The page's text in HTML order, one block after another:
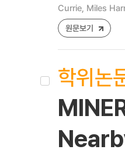
Currie, Miles
원문보기
학위논